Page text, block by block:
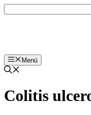
Inhalt
Menü
Colitis